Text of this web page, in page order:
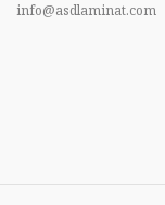
info@asdlaminat.com